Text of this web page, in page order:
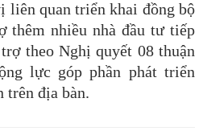
liên quan triển khai đồng bộ
thêm nhiều nhà đầu tư tiếp
theo Nghị quyết 08 thuận
lực góp phần phát triển
trên địa bàn.